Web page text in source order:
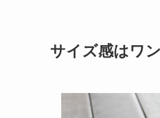
サイズ感はワ